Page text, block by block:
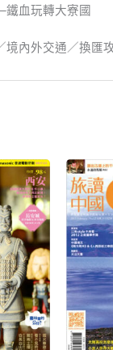
鐵血玩轉大寮國
內外交通／換匯
。